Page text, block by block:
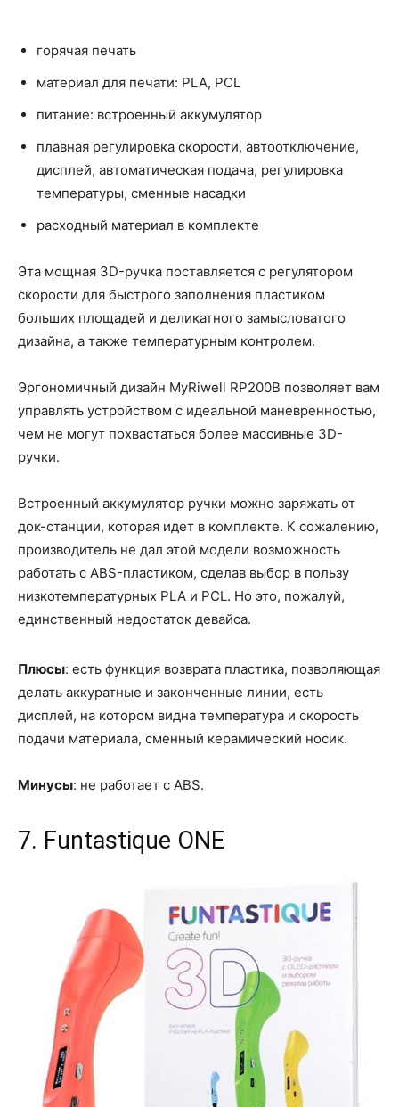
горячая печать
материал для печати: PLA, PCL
питание: встроенный аккумулятор
плавная регулировка скорости, автоотключение,
дисплей, автоматическая подача, регулировка
температуры, сменные насадки
расходный материал в комплекте
Эта мощная 3D-ручка поставляется с регулятором
скорости для быстрого заполнения пластиком
больших площадей и деликатного замысловатого
дизайна, а также температурным контролем.
Эргономичный дизайн MyRiwell RP200B позволяет вам
управлять устройством с идеальной маневренностью,
чем не могут похвастаться более массивные 3D-
ручки.
Встроенный аккумулятор ручки можно заряжать от
док-станции, которая идет в комплекте. К сожалению,
производитель не дал этой модели возможность
работать с ABS-пластиком, сделав выбор в пользу
низкотемпературных PLA и PCL. Но это, пожалуй,
единственный недостаток девайса.
Плюсы: есть функция возврата пластика, позволяющая
делать аккуратные и законченные линии, есть
дисплей, на котором видна температура и скорость
подачи материала, сменный керамический носик.
Минусы: не работает с ABS.
7. Funtastique ONE